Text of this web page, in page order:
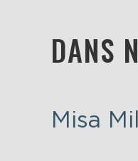
DANS
Misa